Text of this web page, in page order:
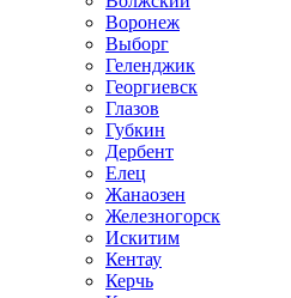
Воронеж
Выборг
Геленджик
Георгиевск
Глазов
Губкин
Дербент
Елец
Жанаозен
Железногорск
Искитим
Кентау
Керчь